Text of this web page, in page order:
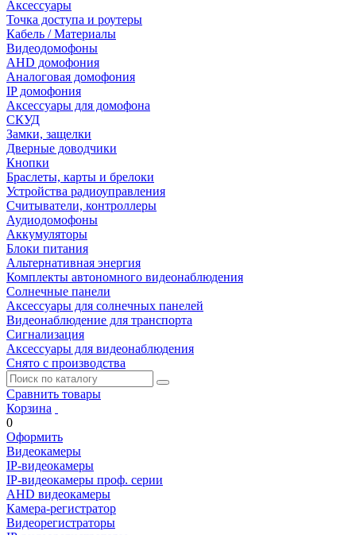
Аксессуары
Точка доступа и роутеры
Кабель / Материалы
Видеодомофоны
AHD домофония
Аналоговая домофония
IP домофония
Аксессуары для домофона
СКУД
Замки, защелки
Дверные доводчики
Кнопки
Браслеты, карты и брелоки
Устройства радиоуправления
Считыватели, контроллеры
Аудиодомофоны
Аккумуляторы
Блоки питания
Альтернативная энергия
Комплекты автономного видеонаблюдения
Солнечные панели
Аксессуары для солнечных панелей
Видеонаблюдение для транспорта
Сигнализация
Аксессуары для видеонаблюдения
Снято с производства
Сравнить товары
Корзина
0
Оформить
Видеокамеры
IP-видеокамеры
IP-видеокамеры проф. серии
AHD видеокамеры
Камера-регистратор
Видеорегистраторы